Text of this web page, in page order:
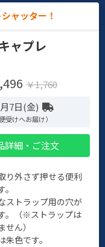
ャッター！
ャプレ
￥1,760
7日(金)
受けへお届け）
詳細・ご注文
り外さず押せる便利
ストラップ用の穴が
。（※ストラップは
ん）
朱色です。